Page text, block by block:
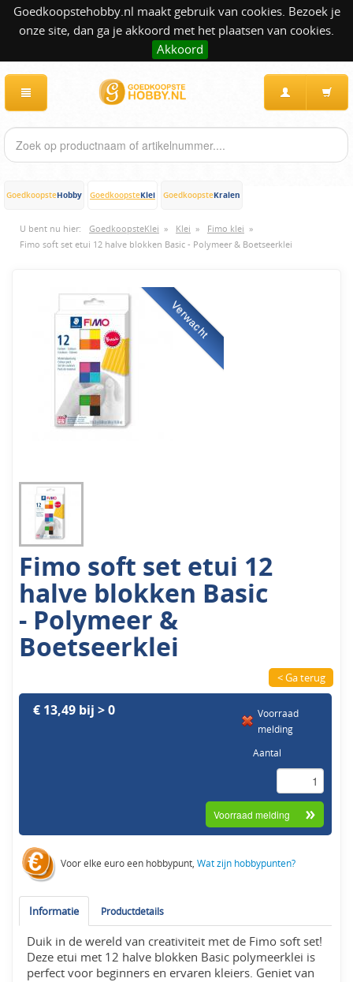
Goedkoopstehobby.nl maakt gebruik van cookies. Bezoek je
onze site, dan ga je akkoord met het plaatsen van cookies.
Akkoord
GoedkoopsteHobby GoedkoopsteKlei GoedkoopsteKralen
U bent nu hier: GoedkoopsteKlei » Klei » Fimo klei »
Fimo soft set etui 12 halve blokken Basic - Polymeer & Boetseerklei
Verwacht
Fimo soft set etui 12
halve blokken Basic
- Polymeer &
Boetseerklei
< Ga terug
€ 13,49 bij > 0
Voorraad
melding
Aantal
Voor elke euro een hobbypunt,Wat zijn hobbypunten?
Informatie Productdetails
Duik in de wereld van creativiteit met de Fimo soft set!
Deze etui met 12 halve blokken Basic polymeerklei is
perfect voor beginners en ervaren kleiers. Geniet van